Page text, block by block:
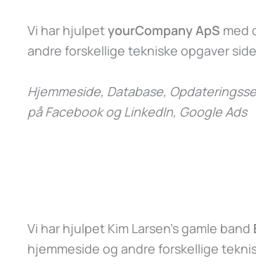
Vi har hjulpetyourCompany ApS med
andre forskellige tekniske opgaver
Hjemmeside, Database,
på Facebook og LinkedIn, Google Ads
Vi har hjulpet Kim Larsen’s gamle band
hjemmeside og andre forskellige